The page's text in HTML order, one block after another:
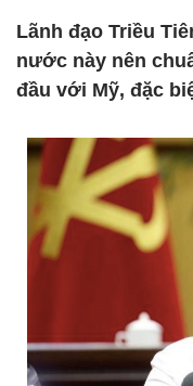
Lãnh đạo Triều
nước này nên
đầu với Mỹ, đặc